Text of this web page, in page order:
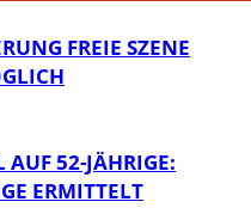
FREIE SZENE
AUF 52-JÄHRIGE:
ERMITTELT